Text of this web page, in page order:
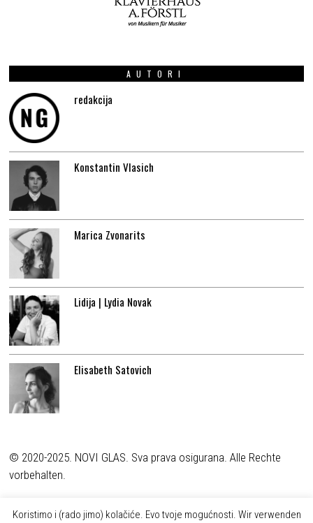
AUTORI
redakcija
Konstantin Vlasich
Marica Zvonarits
Lidija | Lydia Novak
Elisabeth Satovich
© 2020-2025. NOVI GLAS. Sva prava osigurana. Alle Rechte
vorbehalten.
Koristimo i (rado jimo) kolačiće. Evo tvoje mogućnosti. Wir verwenden